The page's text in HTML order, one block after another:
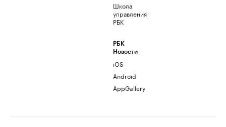
Школа
управления
РБК
РБК
Новости
iOS
Android
AppGallery